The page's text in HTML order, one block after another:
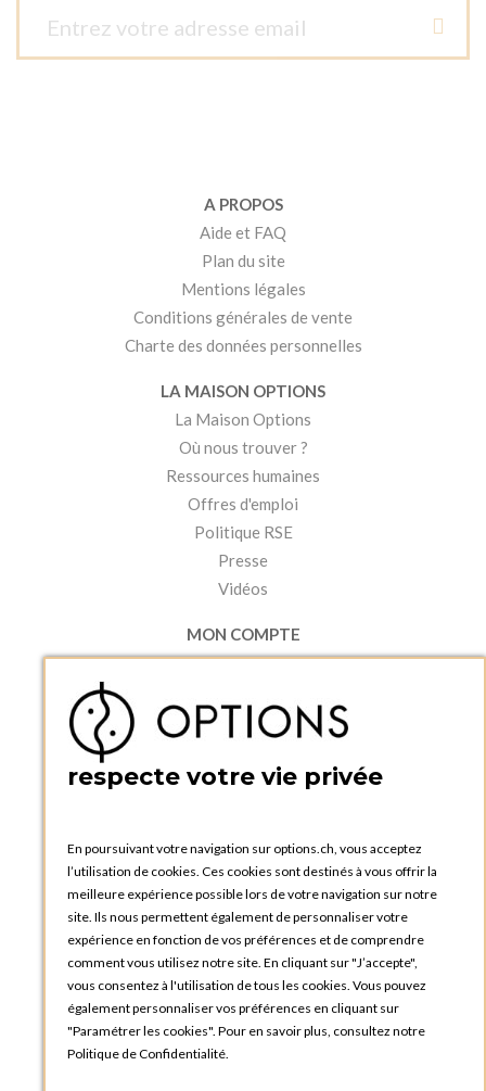
A PROPOS
Aide et FAQ
Plan du site
Mentions légales
Conditions générales de vente
Charte des données personnelles
LA MAISON OPTIONS
La Maison Options
Où nous trouver ?
Ressources humaines
Offres d'emploi
Politique RSE
Presse
Vidéos
MON COMPTE
Accéder à mon compte
Créer un compte
PRATIQUE
Catalogues et bons de commande
Tutoriels
OPTIONS GENÈVE
81, Route du Bois-des-Frères
1219 Le Lignon
SUISSE
respecte votre vie privée
En poursuivant votre navigation sur options.ch, vous acceptez
l’utilisation de cookies. Ces cookies sont destinés à vous offrir la
meilleure expérience possible lors de votre navigation sur notre
site. Ils nous permettent également de personnaliser votre
expérience en fonction de vos préférences et de comprendre
comment vous utilisez notre site. En cliquant sur "J’accepte",
vous consentez à l'utilisation de tous les cookies. Vous pouvez
également personnaliser vos préférences en cliquant sur
"Paramétrer les cookies". Pour en savoir plus, consultez notre
Politique de Confidentialité.